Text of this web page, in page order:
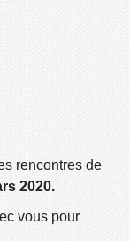
rencontres de
2020.
vous pour